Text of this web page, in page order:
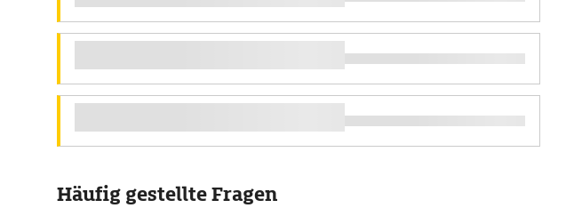
Häufig gestellte Fragen